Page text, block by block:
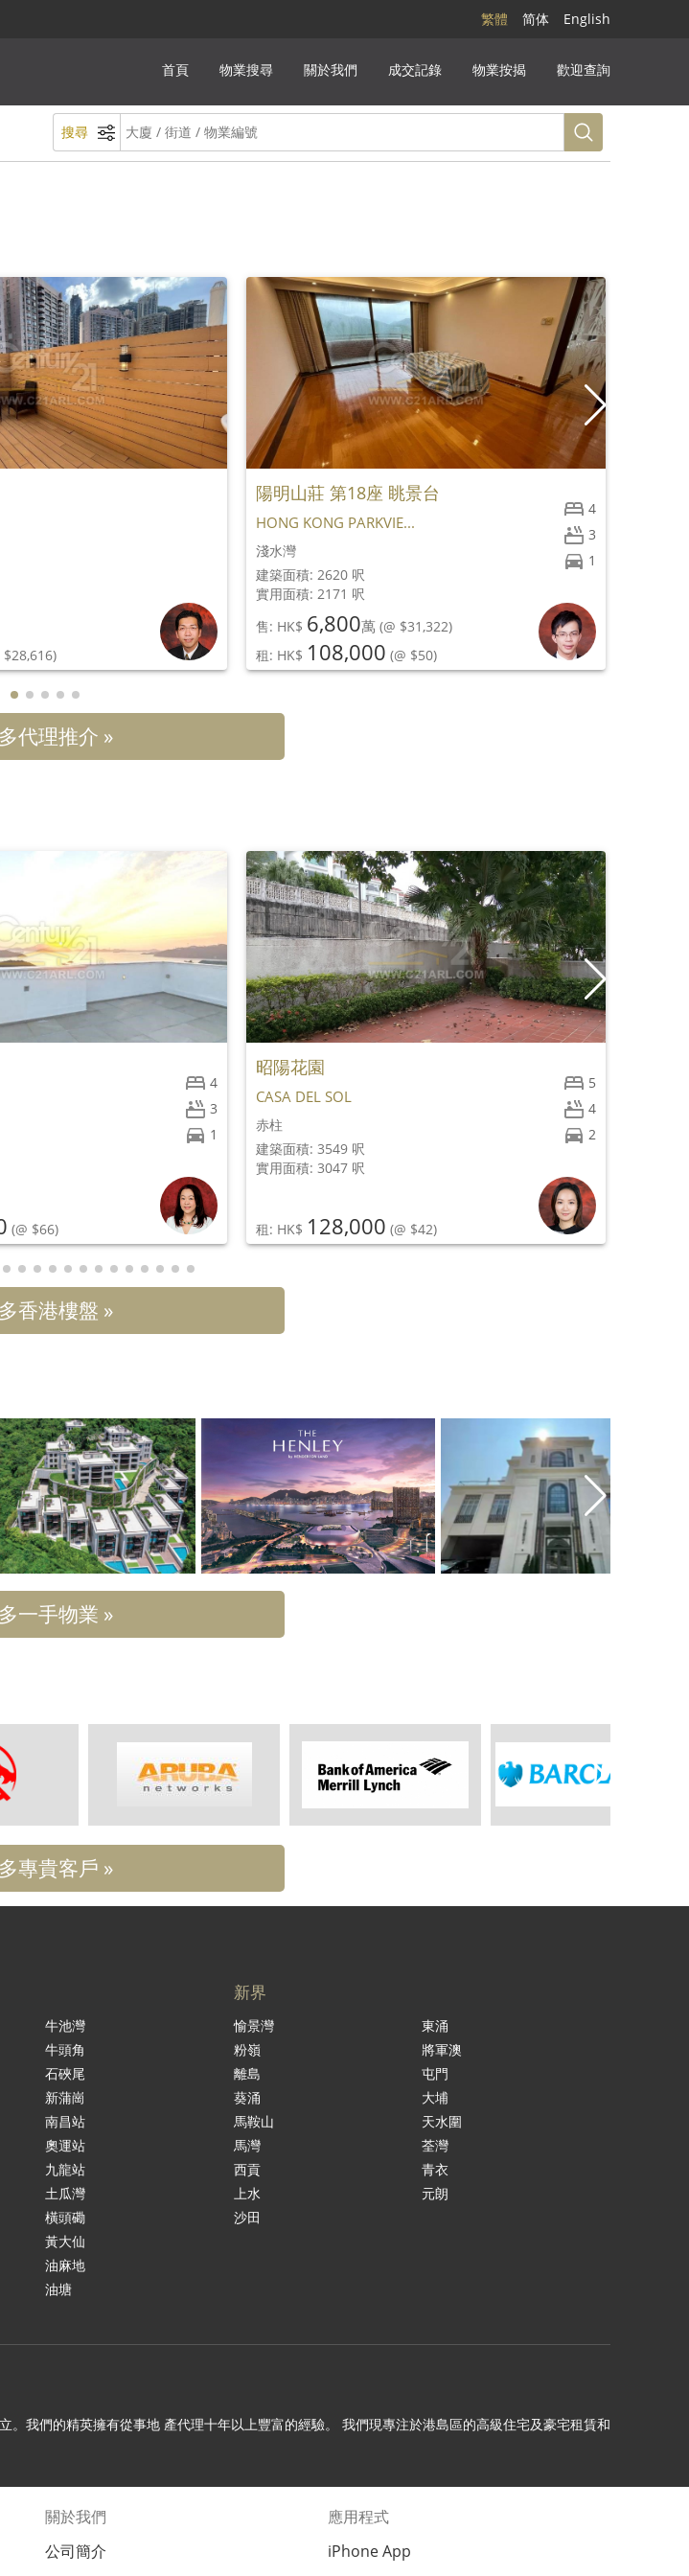
繁體 简体 English
首頁 物業搜尋 關於我們 成交記錄 物業按揭 歡迎查詢
搜尋
$28,616)
4
3
1
陽明山莊 第18座 眺景台
HONG KONG PARKVIE...
淺水灣
建築面積: 2620 呎
實用面積: 2171 呎
售: HK$ 6,800萬 (@ $31,322)
租: HK$ 108,000 (@ $50)
代理推介 »
4
3
1
(@ $66)
5
4
2
昭陽花園
CASA DEL SOL
赤柱
建築面積: 3549 呎
實用面積: 3047 呎
租: HK$ 128,000 (@ $42)
香港樓盤 »
一手物業 »
專貴客戶 »
牛池灣
牛頭角
石硤尾
新蒲崗
南昌站
奧運站
九龍站
土瓜灣
橫頭磡
黃大仙
油麻地
油塘
新界
愉景灣
粉嶺
離島
葵涌
馬鞍山
馬灣
西貢
上水
沙田
東涌
將軍澳
屯門
大埔
天水圍
荃灣
青衣
元朗
我們的精英擁有從事地 產代理十年以上豐富的經驗。 我們現專注於港島區的高級住宅及豪宅租賃和
關於我們
公司簡介
應用程式
iPhone App